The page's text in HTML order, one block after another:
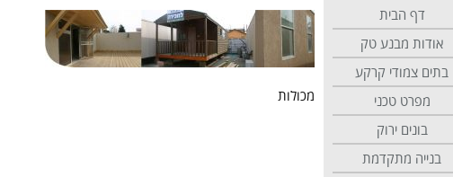
מכולות
דף הבית
אודות מבנע טק
בתים צמודי קרקע
מפרט טכני
בונים ירוק
בנייה מתקדמת